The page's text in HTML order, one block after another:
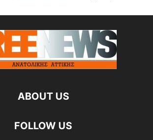
ABOUT US
FOLLOW US